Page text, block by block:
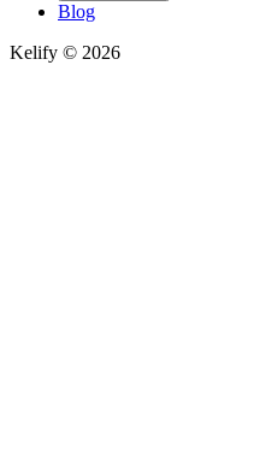
Blog
Kelify © 2026